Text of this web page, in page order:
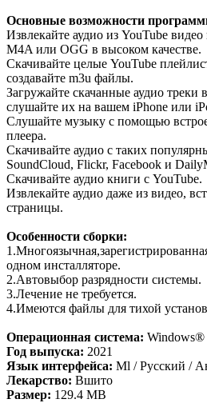
Основные возможности
Извлекайте аудио из YouTube
M4A или OGG в высоком качестве.
Скачивайте целые YouTube
создавайте m3u файлы.
Загружайте скачанные аудио треки
слушайте их на вашем iPhone или
Слушайте музыку с помощью
плеера.
Скачивайте аудио с таких
SoundCloud, Flickr, Facebook и
Скачивайте аудио книги с YouTube.
Извлекайте аудио даже из видео,
страницы.
Особенности сборки:
одном инсталляторе.
2.Автовыбор разрядности системы.
3.Лечение не требуется.
4.Имеются файлы для тихой
Операционная система: Windows®
Год выпуска: 2021
Язык интерфейса: Ml / Русский /
Лекарство: Вшито
Размер: 129.4 MB